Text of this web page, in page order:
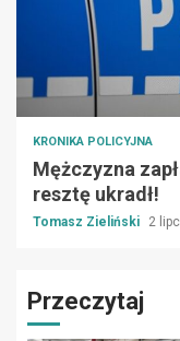
KRONIKA POLICYJNA
Mężczyzna
resztę ukradł!
Tomasz Zieliński 2
Przeczytaj